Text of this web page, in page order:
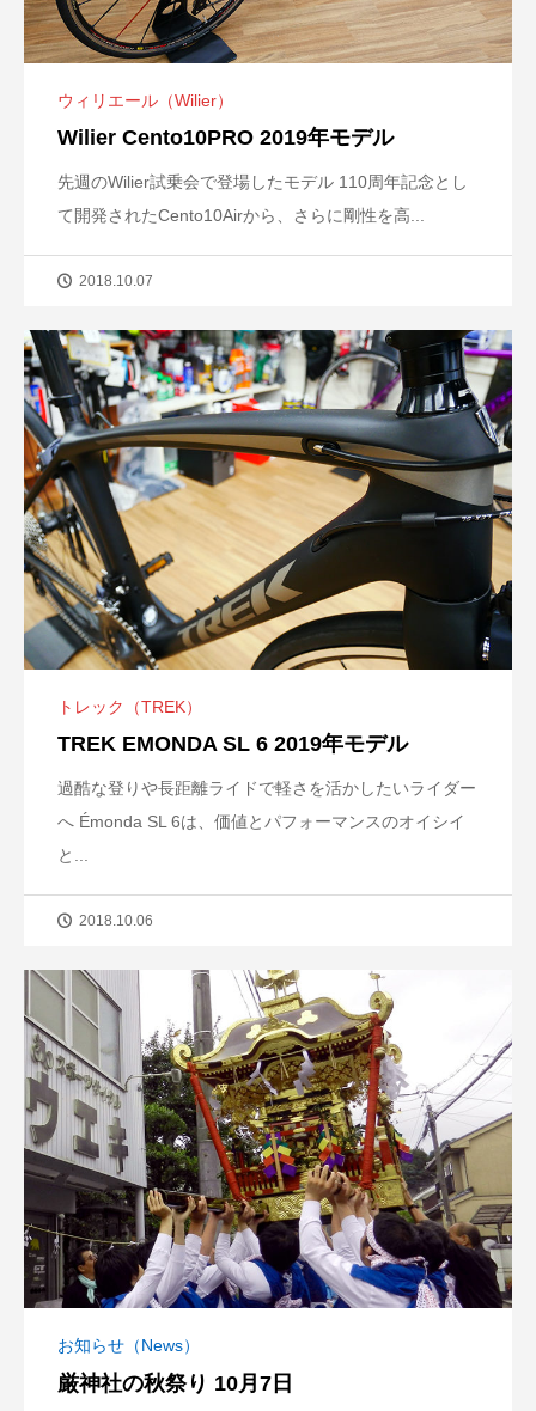
ウィリエール（Wilier）
Wilier Cento10PRO 2019年モデル
先週のWilier試乗会で登場したモデル 110周年記念とし
て開発されたCento10Airから、さらに剛性を高...
2018.10.07
トレック（TREK）
TREK EMONDA SL 6 2019年モデル
過酷な登りや長距離ライドで軽さを活かしたいライダー
へ Émonda SL 6は、価値とパフォーマンスのオイシイ
と...
2018.10.06
お知らせ（News）
厳神社の秋祭り 10月7日